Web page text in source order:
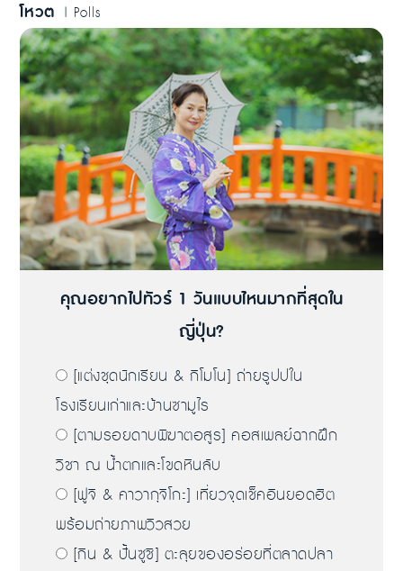
โหวต | Polls
คุณอยากไปทัวร์ 1 วันแบบไหนมากที่สุดใน
ญี่ปุ่น?
[แต่งชุดนักเรียน & กิโมโน] ถ่ายรูปปใน
โรงเรียนเก่าและบ้านซามูไร
[ตามรอยดาบพิฆาตอสูร] คอสเพลย์ฉากฝึก
วิชา ณ น้ำตกและโขดหินลับ
[ฟูจิ & คาวากุจิโกะ] เที่ยวจุดเช็คอินยอดฮิต
พร้อมถ่ายภาพวิวสวย
[กิน & ปั้นซูชิ] ตะลุยของอร่อยที่ตลาดปลา